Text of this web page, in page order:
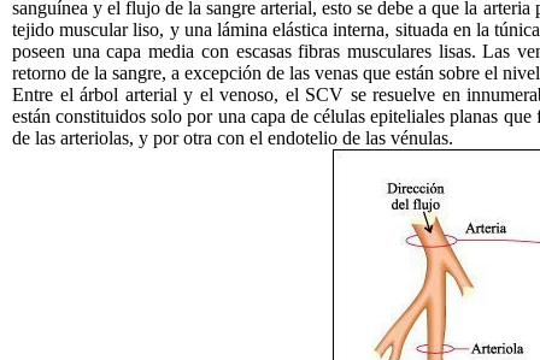
sanguínea y el flujo de la sangre arterial, esto se debe a que la
tejido muscular liso, y una lámina elástica interna, situada en la
poseen una capa media con escasas fibras musculares lisas. Las
retorno de la sangre, a excepción de las venas que están sobre el
Entre el árbol arterial y el venoso, el SCV se resuelve en
están constituidos solo por una capa de células epiteliales planas
de las arteriolas, y por otra con el endotelio de las vénulas.